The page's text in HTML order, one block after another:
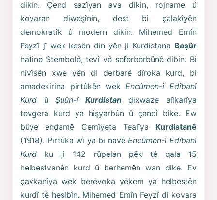
dikin. Çend sazîyan ava dikin, rojname û
kovaran diweşînin, dest bi çalakîyên
demokratîk û modern dikin. Mihemed Emîn
Feyzî jî wek kesên din yên ji Kurdistana Başûr
hatine Stembolê, tevî vê seferberbûnê dibin. Bi
nivîsên xwe yên di derbarê dîroka kurd, bi
amadekirina pirtûkên wek Encûmen-î Edîbanî
Kurd û Şuûn-îKurdistan dixwaze alîkarîya
tevgera kurd ya hişyarbûn û çandî bike. Ew
bûye endamê Cemîyeta Tealîya Kurdistanê
(1918). Pirtûka wî ya bi navê Encûmen-î Edîbanî
Kurd ku ji 142 rûpelan pêk tê qala 15
helbestvanên kurd û berhemên wan dike. Ev
çavkanîya wek berevoka yekem ya helbestên
kurdî tê hesibîn. Mihemed Emîn Feyzî di kovara